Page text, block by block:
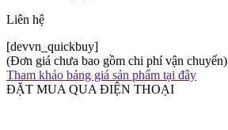
Liên hệ
[devvn_quickbuy]
(Đơn giá chưa bao gồm chi phí vận chuyển)
Tham khảo bảng giá sản phẩm tại đây
ĐẶT MUA QUA ĐIỆN THOẠI